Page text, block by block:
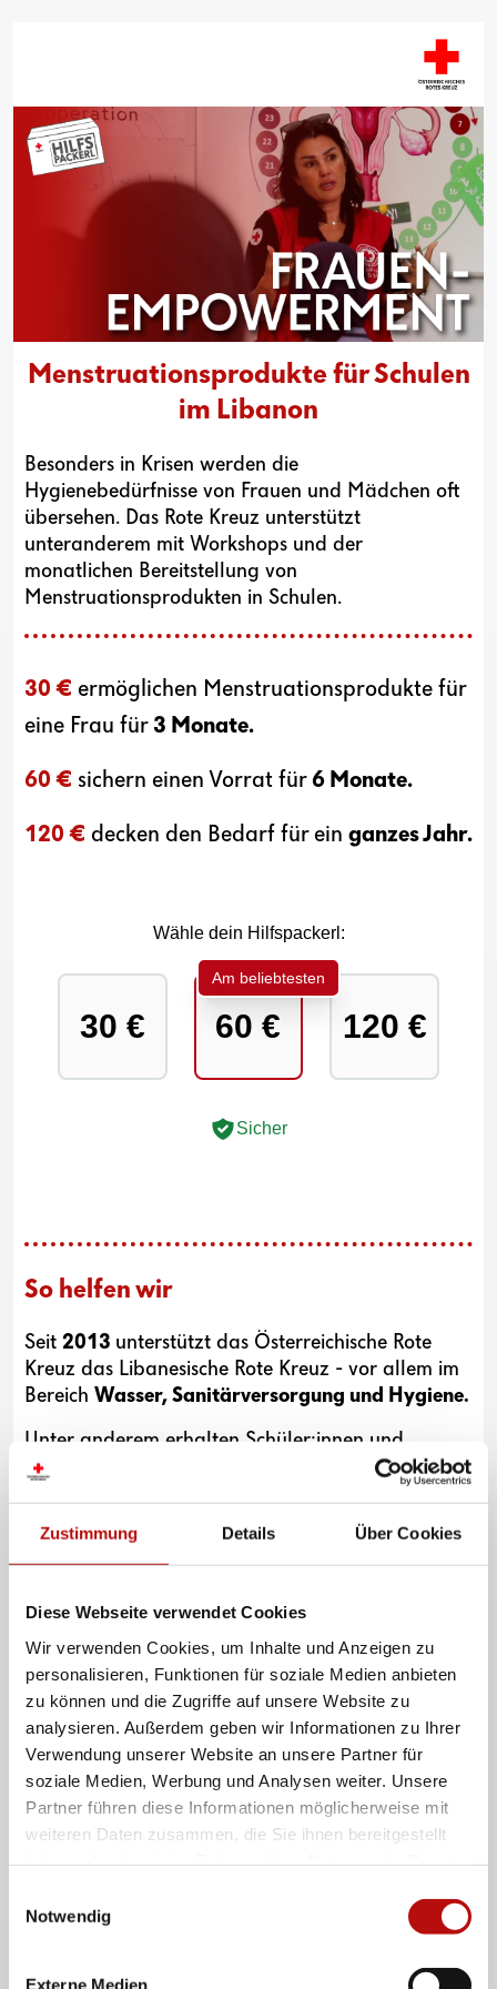
Zustimmung Details Über Cookies
Diese Webseite verwendet Cookies
Wir verwenden Cookies, um Inhalte und Anzeigen zu
personalisieren, Funktionen für soziale Medien anbieten
zu können und die Zugriffe auf unsere Website zu
analysieren. Außerdem geben wir Informationen zu Ihrer
Verwendung unserer Website an unsere Partner für
soziale Medien, Werbung und Analysen weiter. Unsere
Partner führen diese Informationen möglicherweise mit
weiteren Daten zusammen, die Sie ihnen bereitgestellt
oder über die „Auswahl erlauben“ den Einsatz von
Cookies zu Präferenzen und/oder Statistiken und/oder
Marketing klicken, willigen Sie zugleich gem. Art. 49.
Notwendig
Externe Medien
Menstruationsprodukte für Schulen
im Libanon
Besonders in Krisen werden die
Hygienebedürfnisse von Frauen und Mädchen oft
übersehen. Das Rote Kreuz unterstützt
unteranderem mit Workshops und der
monatlichen Bereitstellung von
Menstruationsprodukten in Schulen.
30 € ermöglichen Menstruationsprodukte für
eine Frau für 3 Monate.
60 € sichern einen Vorrat für6 Monate.
120 € decken den Bedarf für ein ganzes Jahr.
Wähle dein Hilfspackerl:
30 € 60 €
Am beliebtesten
120 €
Sicher
So helfen wir
Seit 2013 unterstützt das Österreichische Rote
Kreuz das Libanesische Rote Kreuz - vor allem im
Bereich Wasser, Sanitärversorgung und Hygiene.
Unter anderem erhalten Schüler:innen und
Geflüchtete dadurch einen
besseren Zugangzu
sicheren, geschlechtersensiblen und inklusiven
Wasser- und Sanitäreinrichtungen in Schulen und
Zeltsiedlungen sowie Wissensvermittlung über
Hygienepraktiken und Krankheitsprävention.
Deine Spende unterstützt unsere Projekte im